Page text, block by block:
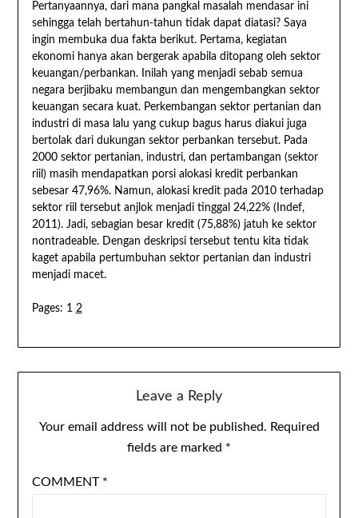
Pertanyaannya, dari mana pangkal masalah mendasar ini
sehingga telah bertahun-tahun tidak dapat diatasi? Saya
ingin membuka dua fakta berikut. Pertama, kegiatan
ekonomi hanya akan bergerak apabila ditopang oleh sektor
keuangan/perbankan. Inilah yang menjadi sebab semua
negara berjibaku membangun dan mengembangkan sektor
keuangan secara kuat. Perkembangan sektor pertanian dan
industri di masa lalu yang cukup bagus harus diakui juga
bertolak dari dukungan sektor perbankan tersebut. Pada
2000 sektor pertanian, industri, dan pertambangan (sektor
riil) masih mendapatkan porsi alokasi kredit perbankan
sebesar 47,96%. Namun, alokasi kredit pada 2010 terhadap
sektor riil tersebut anjlok menjadi tinggal 24,22% (Indef,
2011). Jadi, sebagian besar kredit (75,88%) jatuh ke sektor
nontradeable. Dengan deskripsi tersebut tentu kita tidak
kaget apabila pertumbuhan sektor pertanian dan industri
menjadi macet.
Pages: 1 2
Leave a Reply
Your email address will not be published. Required
fields are marked *
COMMENT *